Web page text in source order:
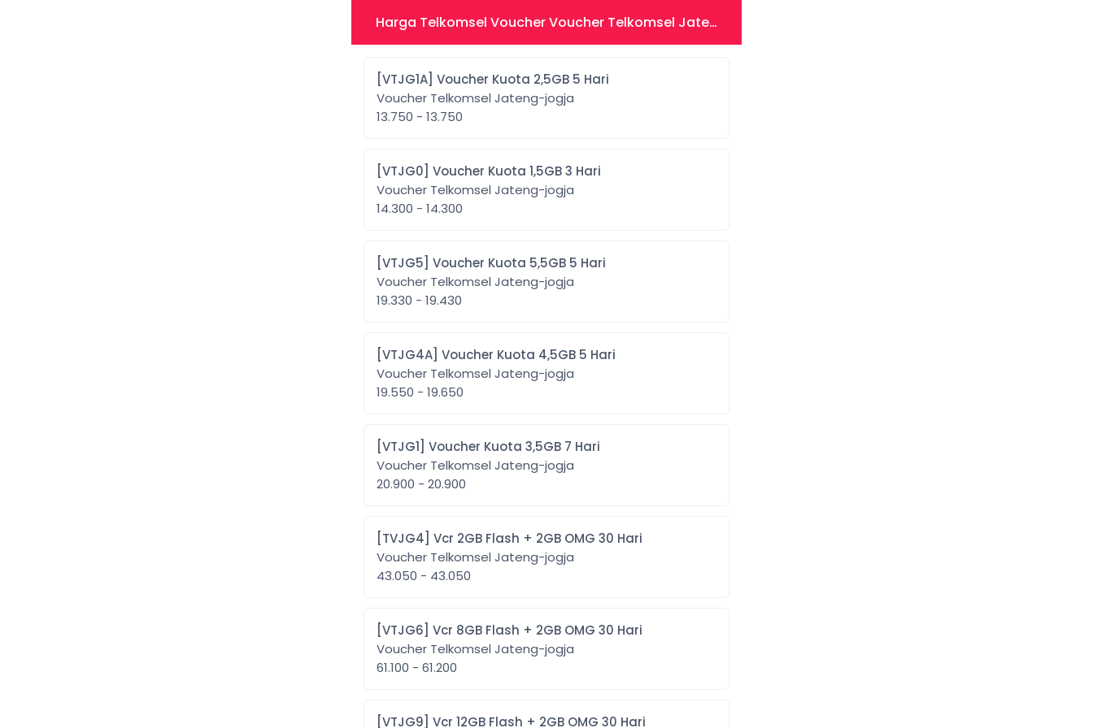
Harga Telkomsel Voucher Voucher Telkomsel Jateng-jogja
[VTJG1A] Voucher Kuota 2,5GB 5 Hari
Voucher Telkomsel Jateng-jogja
13.750 - 13.750
[VTJG0] Voucher Kuota 1,5GB 3 Hari
Voucher Telkomsel Jateng-jogja
14.300 - 14.300
[VTJG5] Voucher Kuota 5,5GB 5 Hari
Voucher Telkomsel Jateng-jogja
19.330 - 19.430
[VTJG4A] Voucher Kuota 4,5GB 5 Hari
Voucher Telkomsel Jateng-jogja
19.550 - 19.650
[VTJG1] Voucher Kuota 3,5GB 7 Hari
Voucher Telkomsel Jateng-jogja
20.900 - 20.900
[TVJG4] Vcr 2GB Flash + 2GB OMG 30 Hari
Voucher Telkomsel Jateng-jogja
43.050 - 43.050
[VTJG6] Vcr 8GB Flash + 2GB OMG 30 Hari
Voucher Telkomsel Jateng-jogja
61.100 - 61.200
[VTJG9] Vcr 12GB Flash + 2GB OMG 30 Hari